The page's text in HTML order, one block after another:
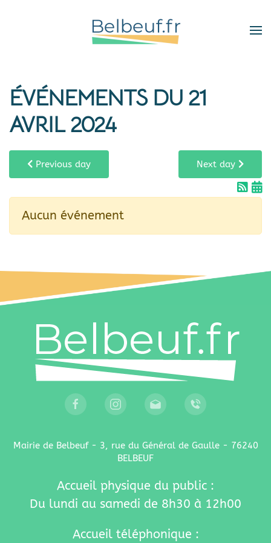
ÉVÉNEMENTS DU 21
AVRIL 2024
Previous day Next day
Aucun événement
Mairie de Belbeuf - 3, rue du Général de Gaulle - 76240
BELBEUF
Accueil physique du public :
Du lundi au samedi de 8h30 à 12h00
Accueil téléphonique :